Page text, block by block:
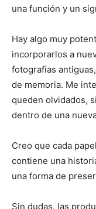
una función y un
Hay algo muy
incorporarlos a
fotografías
de memoria. Me
queden olvidados,
dentro de una
Creo que cada
contiene una
una forma de
Sin dudas, las